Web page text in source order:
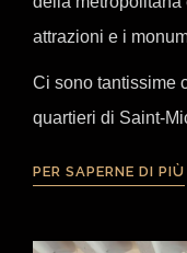
attrazioni e i
Ci sono tantissime
quartieri di Saint-
PER SAPERNE DI PIÙ